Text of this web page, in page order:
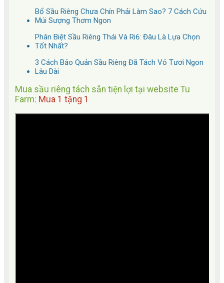
Bổ Sầu Riêng Chưa Chín Phải Làm Sao? 7 Cách Cứu
Múi Sượng Thơm Ngon
Phân Biệt Sầu Riêng Thái Và Ri6: Đâu Là Lựa Chọn
Tốt Nhất?
3 Cách Bảo Quản Sầu Riêng Đã Tách Vỏ Tươi Ngon
Lâu Dài
Mua sầu riêng tách sẵn tiện lợi tại website Tu
Farm: Mua 1 tặng 1